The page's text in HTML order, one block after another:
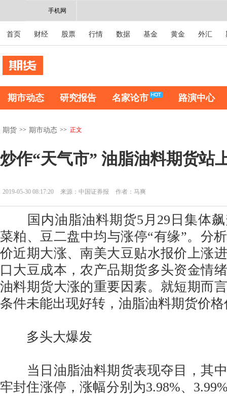
手机网
首页 财经 股票 行情 数据 基金 黄金 外汇
期市动态 研究报告 名家论市 路演中心
期货 >> 期市动态 >> 正文
炒作“天气市” 油脂油料期货站
2019-05-30 08:17:20 来源：中国证券报 作者：马爽
国内油脂油料期货5月29日集体飙
菜粕、豆二盘中均与涨停“有缘”。分
价近期大涨、南美大豆贴水报价上涨
口大豆成本，农产品期货多头资金情
油料期货大涨的重要因素。就短期而
条件未能出现好转，油脂油料期货价
多头大爆发
当日油脂油料期货表现夺目，其中
牢封住涨停，涨幅分别为3.98%、